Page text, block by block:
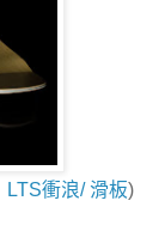
LTS衝浪/ 滑板)